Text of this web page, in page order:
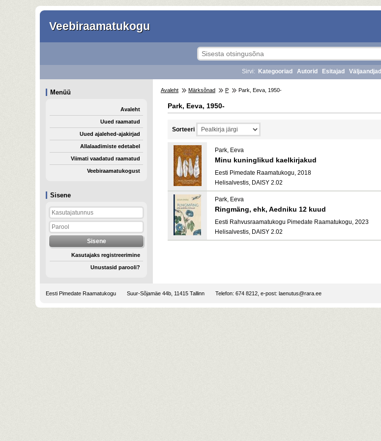
Veebiraamatukogu
Sisene
Kasutajaks registreerimine
Unustasid parooli?
Sirvi: Kategooriad Autorid Esitajad Väljaandjad
Menüü
Avaleht
Uued raamatud
Uued ajalehed-ajakirjad
Allalaadimiste edetabel
Viimati vaadatud raamatud
Veebiraamatukogust
Avaleht Märksõnad P Park, Eeva, 1950-
Park, Eeva, 1950-
Sorteeri
Park, Eeva
Minu kuninglikud kaelkirjakud
Eesti Pimedate Raamatukogu, 2018
Helisalvestis, DAISY 2.02
Park, Eeva
Ringmäng, ehk, Aedniku 12 kuud
Eesti Rahvusraamatukogu Pimedate Raamatukogu, 2023
Helisalvestis, DAISY 2.02
Eesti Pimedate Raamatukogu Suur-Sõjamäe 44b, 11415 Tallinn Telefon: 674 8212, e-post: laenutus@rara.ee